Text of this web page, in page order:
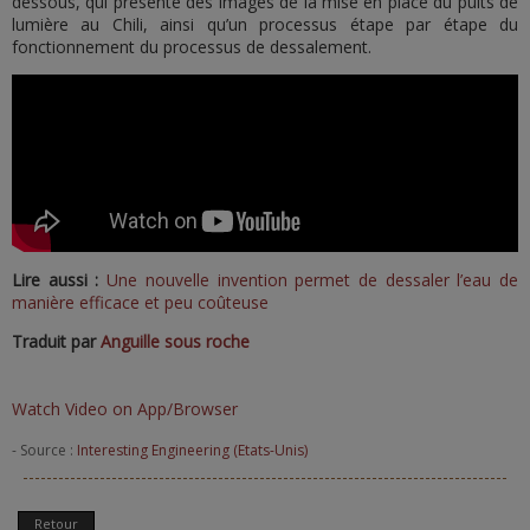
lumière au Chili, ainsi qu’un processus étape par étape du
fonctionnement du processus de dessalement.
Lire aussi : Une nouvelle invention permet de dessaler l’eau de
manière efficace et peu coûteuse
Traduit parAnguille sous roche
Watch Video on App/Browser
- Source : Interesting Engineering (Etats-Unis)
Retour